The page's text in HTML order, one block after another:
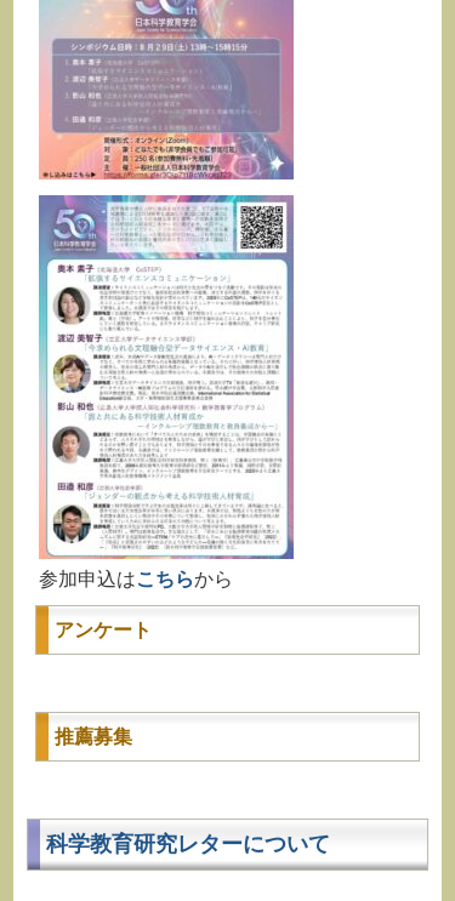
参加申込はこちらから
アンケート
推薦募集
科学教育研究レターについて